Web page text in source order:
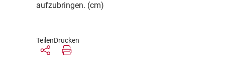
aufzubringen. (cm)
TeilenDrucken